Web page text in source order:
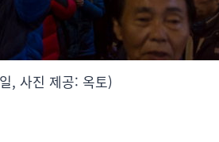
, 사진 제공: 옥토)